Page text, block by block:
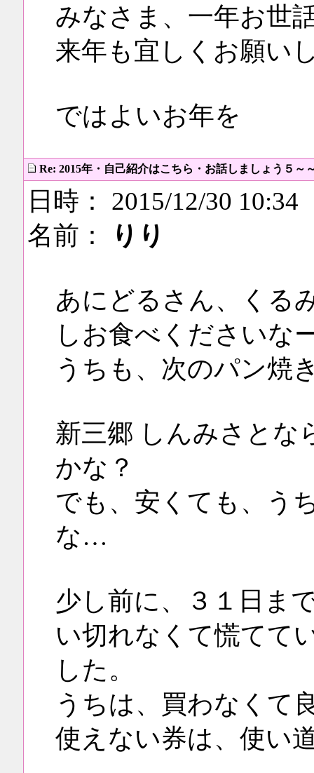
みなさま、一年お世
来年も宜しくお願い
ではよいお年を
Re: 2015年・自己紹介はこちら・お話しましょう５～
日時： 2015/12/30 10:34
名前：
りり
あにどるさん、くる
しお食べくださいな
うちも、次のパン焼
新三郷 しんみさとな
かな？
でも、安くても、う
な…
少し前に、３１日ま
い切れなくて慌てて
した。
うちは、買わなくて
使えない券は、使い